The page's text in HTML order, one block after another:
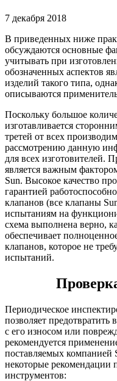
7 декабря 2018
В приведенных ниже
обсуждаются основные
учитывать при
обозначенных аспектов
изделий такого типа,
описываются
Поскольку большое
изготавливается
третей от всех
рассмотрению данную
для всех изготовителей.
является важным
Sun. Высокое качество
гарантией
клапанов (все клапаны
испытаниям на
схема выполнена верно,
обеспечивает
клапанов, которое не
испытаний.
Периодическое
позволяет
с его износом или
рекомендуется
поставляемых
некоторые рекомендации
инструментов: